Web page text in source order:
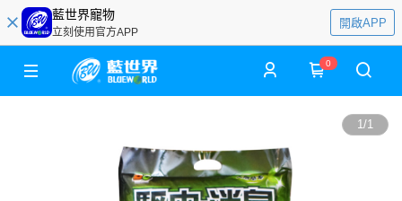
藍世界寵物
立刻使用官方APP
開啟APP
0
1/1